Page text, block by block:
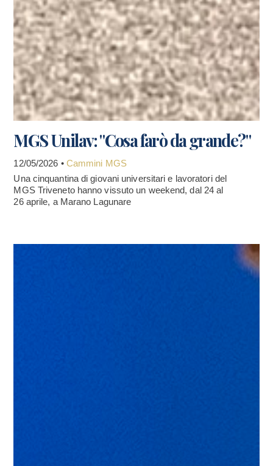
MGS Unilav: "Cosa farò da grande?"
12/05/2026 • Cammini MGS
Una cinquantina di giovani universitari e lavoratori del
MGS Triveneto hanno vissuto un weekend, dal 24 al
26 aprile, a Marano Lagunare